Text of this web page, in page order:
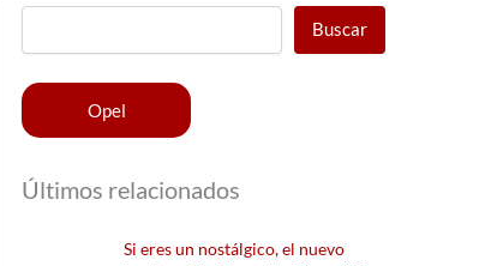
Buscar
Opel
Últimos relacionados
Si eres un nostálgico, el nuevo